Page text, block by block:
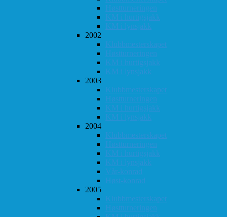
Høstturneringen
KM i hurtigsjakk
KM i lynsjakk
2002
Klubbmesterskapet
Høstturneringen
KM i hurtigsjakk
KM i lynsjakk
2003
Klubbmesterskapet
Høstturneringen
KM i hurtigsjakk
KM i lynsjakk
2004
Klubbmesterskapet
Høstturneringen
KM i hurtigsjakk
KM i lynsjakk
Vår-konrad
Høst-konrad
2005
Klubbmesterskapet
Høstturneringen